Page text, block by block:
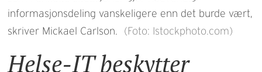
informasjonsdeling vanskeligere enn det burde vært,
skriver Mickael Carlson.
(Foto: Istockphoto.com)
Helse-IT beskytter